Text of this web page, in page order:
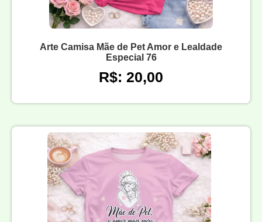
Arte Camisa Mãe de Pet Amor e Lealdade
Especial 76
R$: 20,00